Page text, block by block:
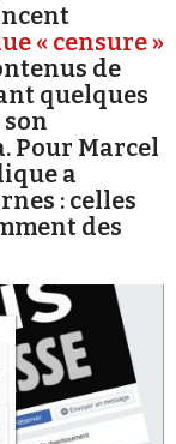
« censure »
de
quelques
Pour Marcel
a
: celles
des